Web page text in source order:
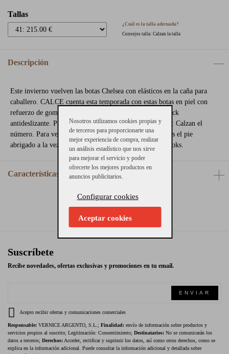
Tallas
¿Cuál es la talla adecuada?
Consejos talla: Calzan la talla
Descripción
Este invierno vuelven las botas Chelsea con elásticos en la caña para
caballero. CALCE cuenta esta temporada con estas botas en piel con
refuerzo de goma en la puntera. La suela es de goma track
antideslizante. Piel de nobuck marrón. Consejos de talla: Calzan el
número. Para vestir, elige estas botas con las que llevarás el pie
abrigado a la vez que podrás combinar con diferentes looks.
Características
Suscríbete
Recibe novedades, ofertas exclusivas y promociones en tu email.
ENVIAR
Acepto recibir ofertas y comunicaciones comerciales
Responsable: VERNICE ARGENTO, S.L.; Finalidad: envío de información sobre productos y
servicios propios al suscrito; Legitimación: Consentimiento; Destinatarios: No se comunicarán los
datos a terceros; Derechos: Acceder, rectificar y suprimir los datos, así como otros derechos, como se
explica en la información adicional. Puede consultar la información adicional y detallada sobre
Nosotros utilizamos cookies propias y
de terceros para proporcionarte una
mejor experiencia de compra, realizar
un análisis estadístico que nos sirve
para mejorar el servicio y poder
ofrecerte los mejores productos en
anuncios publicitarios.
Configurar cookies
Aceptar cookies